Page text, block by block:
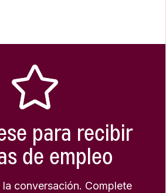
para recibir
de empleo
conversación. Complete